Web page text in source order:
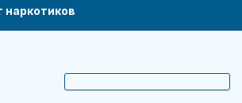
наркотиков